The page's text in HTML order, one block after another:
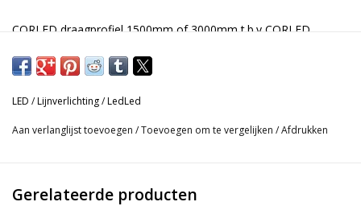
CORLED draagprofiel 1500mm of 3000mm t.b.v CORLED
Download specificaties hier:
LED /Lijnverlichting/LedLed
Aan verlanglijst toevoegen /Toevoegen om te vergelijken /Afdrukken
Gerelateerde producten